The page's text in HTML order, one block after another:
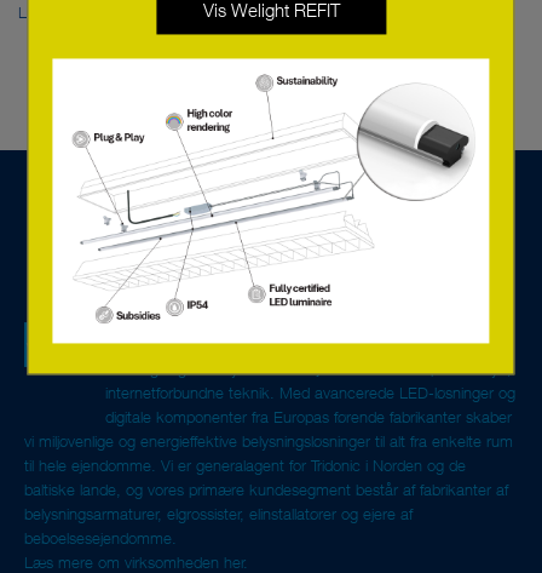
Lunatone
Vi er et teknisk salgsselskab specialiseret i
belysningskomponenter og systemløsninger til styring og
internetforbundne teknik. Med avancerede LED-løsninger og
digitale komponenter fra Europas førende fabrikanter skaber
vi miljøvenlige og energieffektive belysningsløsninger til alt fra enkelte rum
til hele ejendomme. Vi er generalagent for Tridonic i Norden og de
baltiske lande, og vores primære kundesegment består af fabrikanter af
belysningsarmaturer, elgrossister, elinstallatører og ejere af
beboelsesejendomme.
Læs mere om virksomheden her.
Vis Welight REFIT